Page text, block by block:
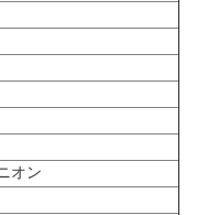
オン